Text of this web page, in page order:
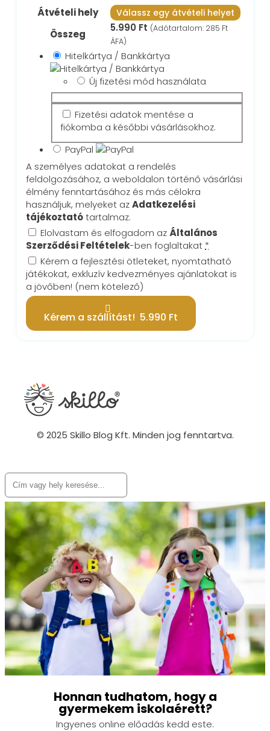
Átvételi hely
Válassz egy átvételi helyet
Összeg
5.990 Ft (Adótartalom: 285 Ft
ÁFA)
Hitelkártya / Bankkártya
Új fizetési mód használata
Fizetési adatok mentése a
fiókomba a későbbi vásárlásokhoz.
PayPal
A személyes adatokat a rendelés
feldolgozásához, a weboldalon történő vásárlási
élmény fenntartásához és más célokra
használjuk, melyeket azAdatkezelési
tájékoztatótartalmaz.
Elolvastam és elfogadom azÁltalános
Szerződési Feltételek-ben foglaltakat*
Kérem a fejlesztési ötleteket, nyomtatható
játékokat, exkluzív kedvezményes ajánlatokat is
a jövőben! (nem kötelező)
Kérem a szállítást! 5.990 Ft
© 2025 Skillo Blog Kft. Minden jog fenntartva.
Honnan tudhatom, hogy a
gyermekem iskolaérett?
Ingyenes online előadás kedd este.